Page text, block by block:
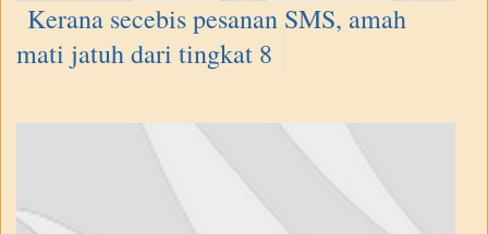
Kerana secebis pesanan SMS, amah
mati jatuh dari tingkat 8